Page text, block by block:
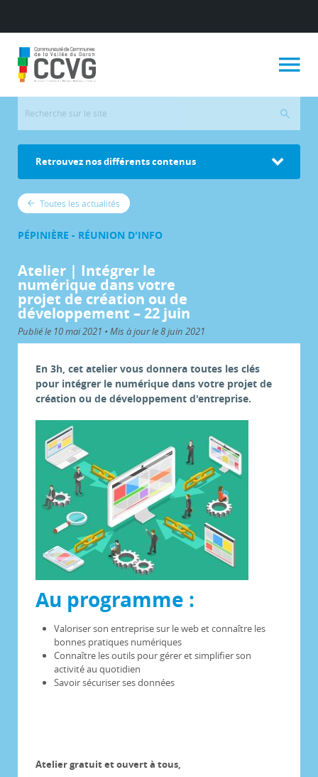
Retrouvez nos différents contenus
Toutes les actualités
PÉPINIÈRE - RÉUNION D'INFO
Atelier | Intégrer le
numérique dans votre
projet de création ou de
développement – 22 juin
Publié le 10 mai 2021 • Mis à jour le 8 juin 2021
En 3h, cet atelier vous donnera toutes les clés
pour intégrer le numérique dans votre projet de
création ou de développement d'entreprise.
Au programme :
Valoriser son entreprise sur le web et connaître les
bonnes pratiques numériques
Connaître les outils pour gérer et simplifier son
activité au quotidien
Savoir sécuriser ses données
Atelier gratuit et ouvert à tous,